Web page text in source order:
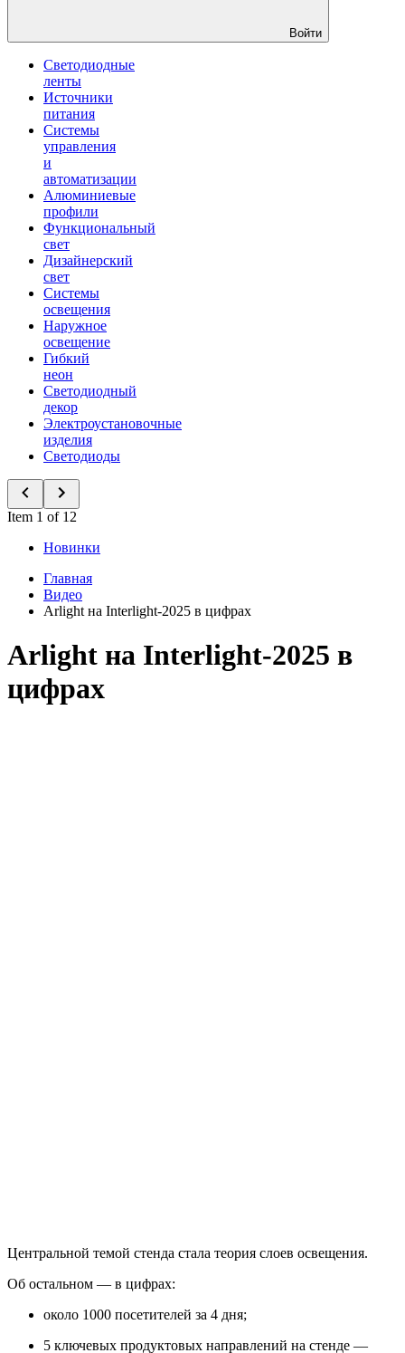
Войти
Светодиодные
ленты
Источники
питания
Системы
управления
и
автоматизации
Алюминиевые
профили
Функциональный
свет
Дизайнерский
свет
Системы
освещения
Наружное
освещение
Гибкий
неон
Светодиодный
декор
Электроустановочные
изделия
Светодиоды
Item 1 of 12
Новинки
Главная
Видео
Arlight на Interlight-2025 в цифрах
Arlight на Interlight-2025 в
цифрах
Центральной темой стенда стала теория слоев освещения.
Об остальном — в цифрах:
около 1000 посетителей за 4 дня;
5 ключевых продуктовых направлений на стенде —